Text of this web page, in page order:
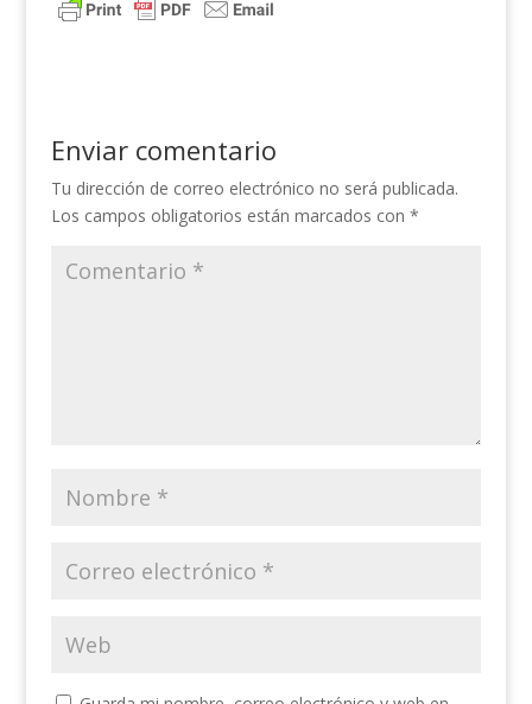
Enviar comentario
Tu dirección de correo electrónico no será publicada.
Los campos obligatorios están marcados con *